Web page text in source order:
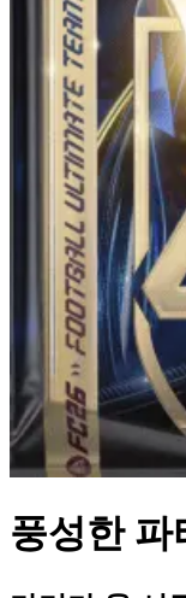
풍성한 파